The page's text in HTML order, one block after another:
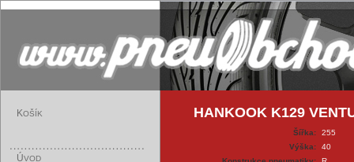
KOŠÍK
ÚVOD
HANKOOK K129
Šířka:
255
Výška:
40